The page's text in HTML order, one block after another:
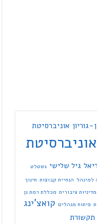
גוריון אוניברסיטת
אוניברסיטת
גיל שלישי גשטלט
למינהל הנחיית קבוצות חינוך
מדיניות ציבורית מכללת רמת גן
פיתוח מנהלים קואצ'ינג
תקשורת